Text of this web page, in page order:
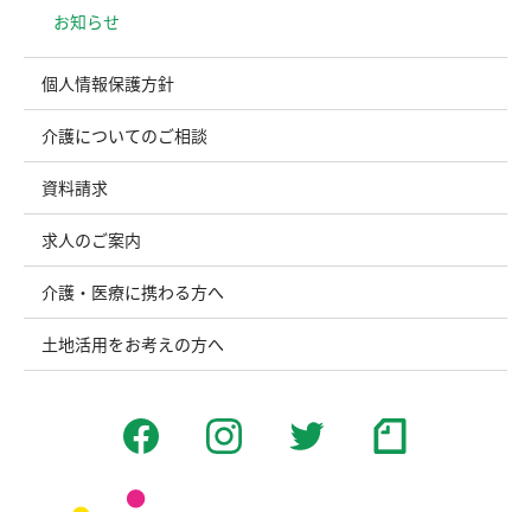
お知らせ
個人情報保護方針
介護についてのご相談
資料請求
求人のご案内
介護・医療に携わる方へ
土地活用をお考えの方へ